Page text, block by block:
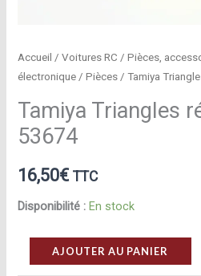
Accueil /Voitures RC /Pièces,
électronique /Pièces / Tamiya
Tamiya Triangles
53674
16,50€ TTC
Disponibilité : En stock
quantité
de
AJOUTER AU PANIER